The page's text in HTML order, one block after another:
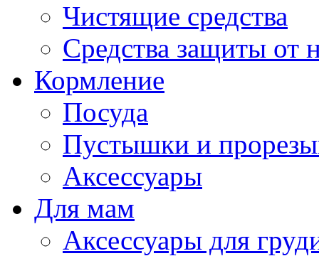
Чистящие средства
Средства защиты от
Кормление
Посуда
Пустышки и
Аксессуары
Для мам
Аксессуары для